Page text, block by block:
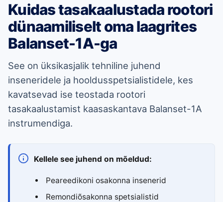
Kuidas tasakaalustada rootori
dünaamiliselt oma laagrites
Balanset-1A-ga
See on üksikasjalik tehniline juhend
inseneridele ja hooldusspetsialistidele, kes
kavatsevad ise teostada rootori
tasakaalustamist kaasaskantava Balanset-1A
instrumendiga.
Kellele see juhend on mõeldud:
Peareedikoni osakonna insenerid
Remondiõsakonna spetsialistid